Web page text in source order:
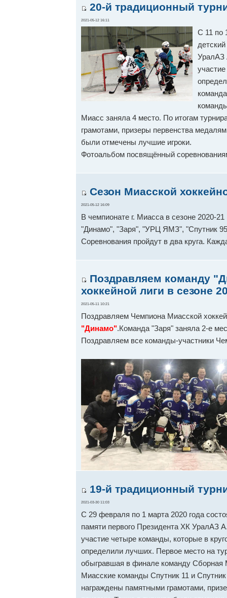
20-й традиционный
2021-05-12 16:11
С 11 по
УралАЗ
Миасс заняла 4 место. По итогам
грамотами, призеры первенства
были отмечены лучшие игроки.
Фотоальбом посвящённый
Сезон Миасской
2021-05-12 16:09
В чемпионате г. Миасса в сезоне 2020-21
"Динамо", "Заря", "УРЦ ЯМЗ", "Спутник
Соревнования пройдут в два круга.
Поздравляем команду
хоккейной лиги в сезоне
2021-05-11 10:21
Поздравляем Чемпиона Миасской
"Динамо".Команда "Заря" заняла 2-е
Поздравляем все команды-участники
19-й традиционный
2021-03-30 11:03
С 29 февраля по 1 марта 2020 года
памяти первого Президента ХК УралАЗ
участие четыре команды, которые в
определили лучших. Первое место на
обыгравшая в финале команду Сборная
Миасские команды Спутник 11 и
награждены памятными грамотами,